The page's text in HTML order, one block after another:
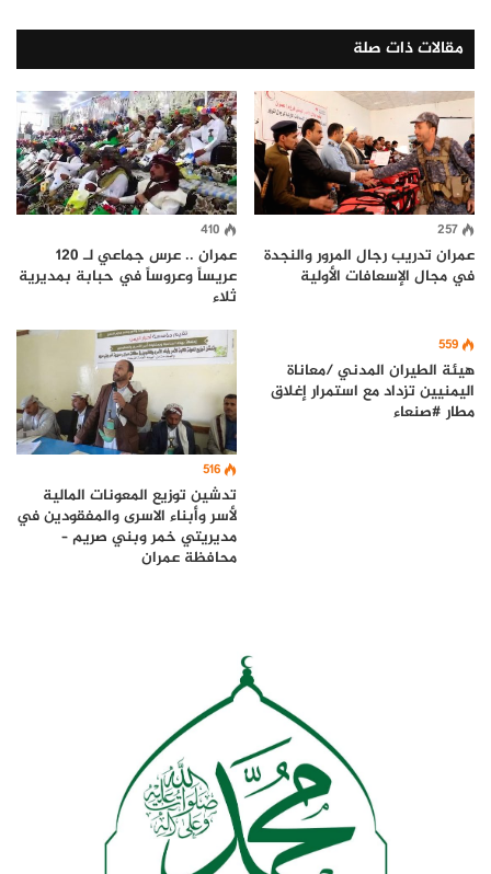
مقالات ذات صلة
257
عمران تدريب رجال المرور والنجدة
في مجال الإسعافات الأولية
410
عمران .. عرس جماعي لـ 120
عريساً وعروساً في حبابة بمديرية
ثلاء
559
هيئة الطيران المدني /معاناة
اليمنيين تزداد مع استمرار إغلاق
مطار #صنعاء
516
تدشين توزيع المعونات المالية
لأسر وأبناء الاسرى والمفقودين في
مديريتي خمر وبني صريم –
محافظة عمران